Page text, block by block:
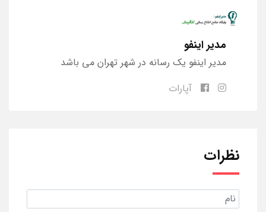
مدیر اینفو
مدیر اینفو یک رسانه در شهر تهران می باشد
آپارات
نظرات